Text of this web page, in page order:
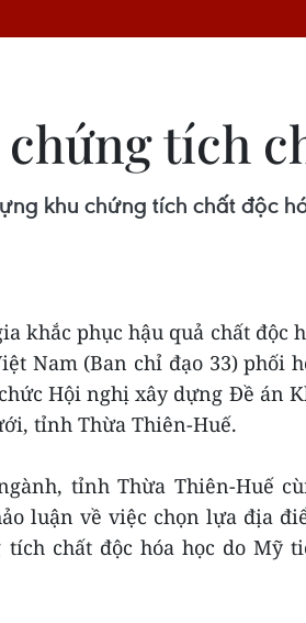
tích
khu chứng tích chất độc
khắc phục hậu quả chất độc
Nam (Ban chỉ đạo 33) phối
Hội nghị xây dựng Đề án
tỉnh Thừa Thiên-Huế.
tỉnh Thừa Thiên-Huế
luận về việc chọn lựa địa
chất độc hóa học do Mỹ